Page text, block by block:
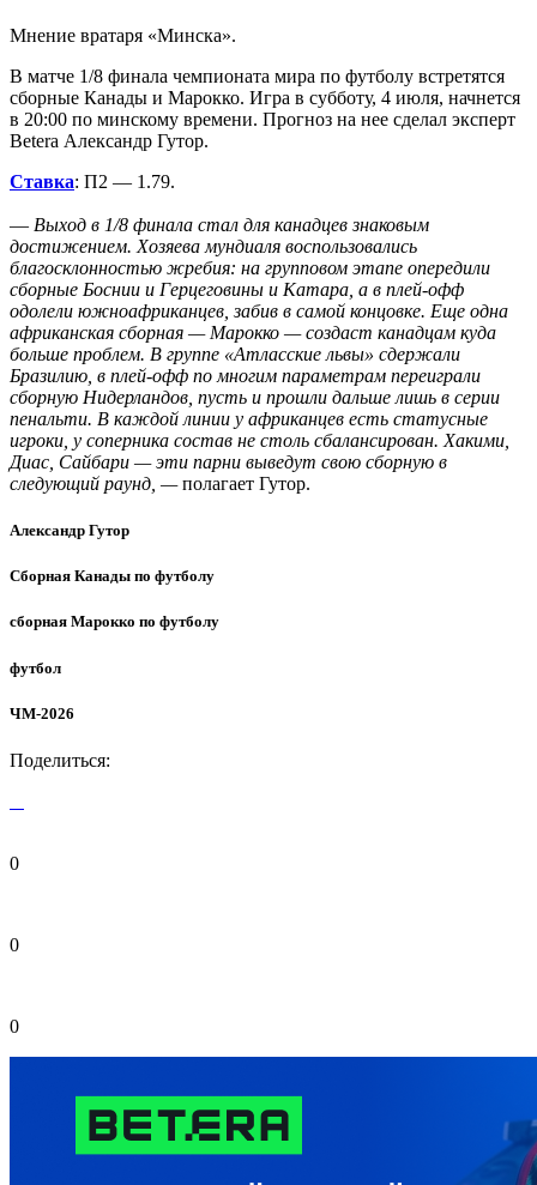
Мнение вратаря «Минска».
В матче 1/8 финала чемпионата мира по футболу встретятся
сборные Канады и Марокко. Игра в субботу, 4 июля, начнется
в 20:00 по минскому времени. Прогноз на нее сделал эксперт
Betera Александр Гутор.
Ставка: П2 — 1.79.
— Выход в 1/8 финала стал для канадцев знаковым
достижением. Хозяева мундиаля воспользовались
благосклонностью жребия: на групповом этапе опередили
сборные Боснии и Герцеговины и Катара, а в плей-офф
одолели южноафриканцев, забив в самой концовке. Еще одна
африканская сборная — Марокко — создаст канадцам куда
больше проблем. В группе «Атласские львы» сдержали
Бразилию, в плей-офф по многим параметрам переиграли
сборную Нидерландов, пусть и прошли дальше лишь в серии
пенальти. В каждой линии у африканцев есть статусные
игроки, у соперника состав не столь сбалансирован. Хакими,
Диас, Сайбари — эти парни выведут свою сборную в
следующий раунд, —полагает Гутор.
Александр Гутор
Сборная Канады по футболу
сборная Марокко по футболу
футбол
ЧМ-2026
Поделиться:
0
0
0